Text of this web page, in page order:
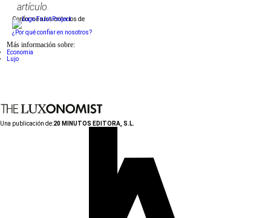
artículo.
Conforme a los criterios de
¿Por qué confiar en nosotros?
Más información sobre:
Economia
Lujo
Una publicación de:20 MINUTOS EDITORA, S.L.